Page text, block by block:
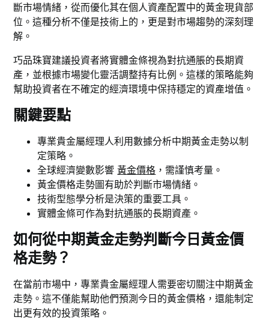
斷市場情緒，從而優化其在個人資產配置中的黃金現貨部
位。這種分析不僅是技術上的，更是對市場趨勢的深刻理
解。
巧品珠寶建議投資者將實體金條視為對抗通脹的長期資
產，並根據市場變化靈活調整持有比例。這樣的策略能夠
幫助投資者在不確定的經濟環境中保持穩定的資產增值。
關鍵要點
專業貴金屬經理人利用數據分析中期黃金走勢以制
定策略。
全球經濟變數影響 黃金價格 ，需謹慎考量。
黃金價格走勢圖有助於判斷市場情緒。
技術型態學分析是決策的重要工具。
實體金條可作為對抗通脹的長期資產。
如何從中期黃金走勢判斷今日黃金價
格走勢？
在當前市場中，專業貴金屬經理人需要密切關注中期黃金
走勢。這不僅能幫助他們預測今日的黃金價格，還能制定
出更有效的投資策略。